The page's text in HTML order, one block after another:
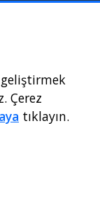
Çerez
tıklayın.